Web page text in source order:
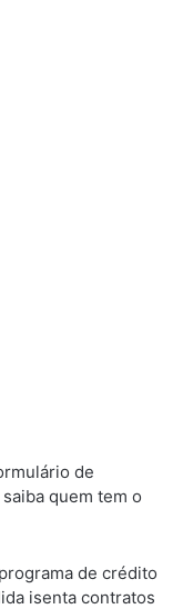
de
quem tem o
de crédito
isenta contratos